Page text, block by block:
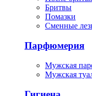
Бритвы
Помазки
Сменные
Парфюмерия
Мужская
Мужская